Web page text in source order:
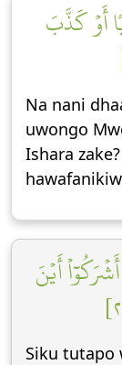
أَوۡ كَذَّبَ
Na nani
uwongo
Ishara
أَيۡنَ
Siku tutapo